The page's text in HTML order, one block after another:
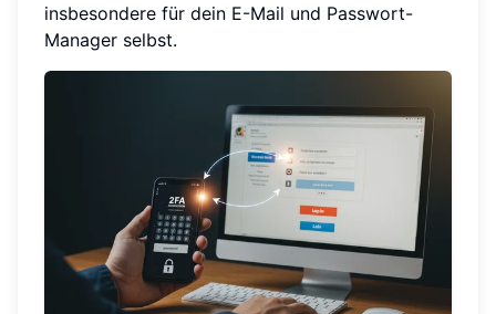
insbesondere für dein E-Mail und Passwort-
Manager selbst.